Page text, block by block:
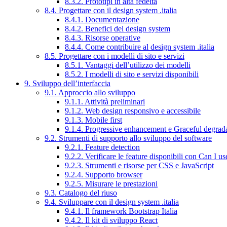
8.4. Progettare con il design system .italia
8.4.1. Documentazione
8.4.2. Benefici del design system
8.4.3. Risorse operative
8.4.4. Come contribuire al design system .italia
8.5. Progettare con i modelli di sito e servizi
8.5.1. Vantaggi dell’utilizzo dei modelli
8.5.2. I modelli di sito e servizi disponibili
9. Sviluppo dell’interfaccia
9.1. Approccio allo sviluppo
9.1.1. Attività preliminari
9.1.2. Web design responsivo e accessibile
9.1.3. Mobile first
9.1.4. Progressive enhancement e Graceful
9.2. Strumenti di supporto allo sviluppo del software
9.2.1. Feature detection
9.2.2. Verificare le feature disponibili con Can I
9.2.3. Strumenti e risorse per CSS e JavaScript
9.2.4. Supporto browser
9.2.5. Misurare le prestazioni
9.3. Catalogo del riuso
9.4. Sviluppare con il design system .italia
9.4.1. Il framework Bootstrap Italia
9.4.2. Il kit di sviluppo React